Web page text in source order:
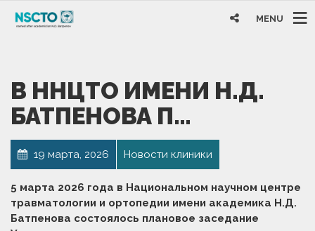
MENU
В ННЦТО ИМЕНИ Н.Д.
БАТПЕНОВА П…
19 марта, 2026 Новости клиники
5 марта 2026 года в Национальном научном центре
травматологии и ортопедии имени академика Н.Д.
Батпенова состоялось плановое заседание